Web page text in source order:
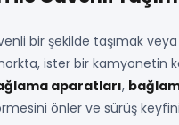
bir şekilde taşımak
ister bir
aparatları,
önler ve sürüş